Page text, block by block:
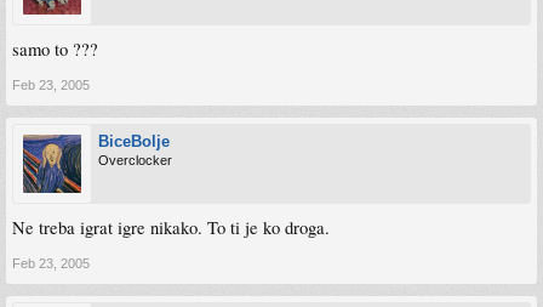
samo to ???
Feb 23, 2005
BiceBolje
Overclocker
Ne treba igrat igre nikako. To ti je ko droga.
Feb 23, 2005